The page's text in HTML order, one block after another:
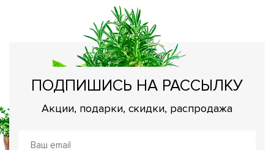
ПОДПИШИСЬ НА РАССЫЛКУ
Акции, подарки, скидки, распродажа